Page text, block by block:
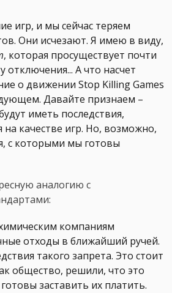
игр, и мы сейчас теряем
Они исчезают. Я имею в виду,
, которая просуществует почти
отключения... А что насчет
о движении Stop Killing Games
Давайте признаем –
иметь последствия,
на качестве игр. Но, возможно,
с которыми мы готовы
аналогию с
компаниям
отходы в ближайший ручей.
такого запрета. Это стоит
общество, решили, что это
заставить их платить.